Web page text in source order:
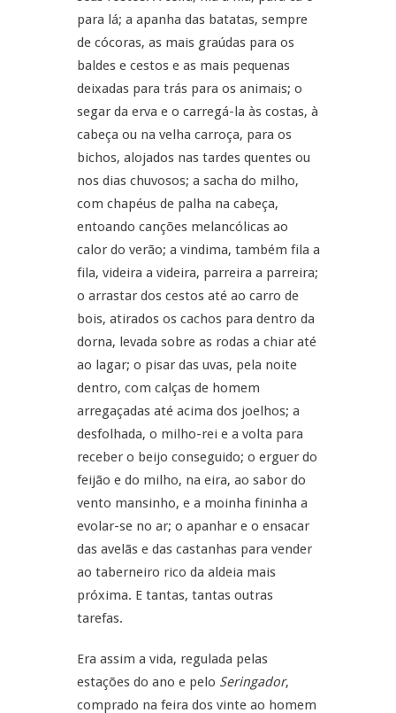
para lá; a apanha das batatas, sempre
de cócoras, as mais graúdas para os
baldes e cestos e as mais pequenas
deixadas para trás para os animais; o
segar da erva e o carregá-la às costas, à
cabeça ou na velha carroça, para os
bichos, alojados nas tardes quentes ou
nos dias chuvosos; a sacha do milho,
com chapéus de palha na cabeça,
entoando canções melancólicas ao
calor do verão; a vindima, também fila a
fila, videira a videira, parreira a parreira;
o arrastar dos cestos até ao carro de
bois, atirados os cachos para dentro da
dorna, levada sobre as rodas a chiar até
ao lagar; o pisar das uvas, pela noite
dentro, com calças de homem
arregaçadas até acima dos joelhos; a
desfolhada, o milho-rei e a volta para
receber o beijo conseguido; o erguer do
feijão e do milho, na eira, ao sabor do
vento mansinho, e a moinha fininha a
evolar-se no ar; o apanhar e o ensacar
das avelãs e das castanhas para vender
ao taberneiro rico da aldeia mais
próxima. E tantas, tantas outras
tarefas.
Era assim a vida, regulada pelas
estações do ano e pelo Seringador,
comprado na feira dos vinte ao homem